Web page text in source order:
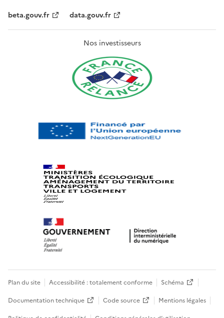
beta.gouv.fr
data.gouv.fr
Nos investisseurs
Plan du site Accessibilité : totalement conforme
Schéma
Documentation technique
Code source
Mentions légales